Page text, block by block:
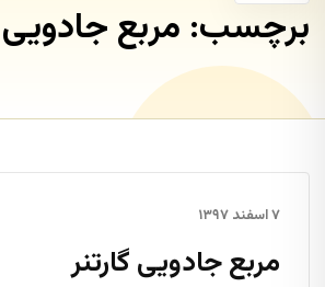
برچسب: مربع جادویی
۷ اسفند ۱۳۹۷
مربع جادویی گارتنر